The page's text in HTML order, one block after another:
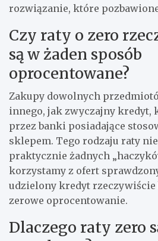
rozwiązanie, które
Czy raty o zero
są w żaden sposób
oprocentowane?
Zakupy dowolnych
innego, jak zwyczajny kredyt,
przez banki posiadające
sklepem. Tego rodzaju raty
praktycznie żadnych
korzystamy z ofert
udzielony kredyt rzeczywiście
zerowe oprocentowanie.
Dlaczego raty zero